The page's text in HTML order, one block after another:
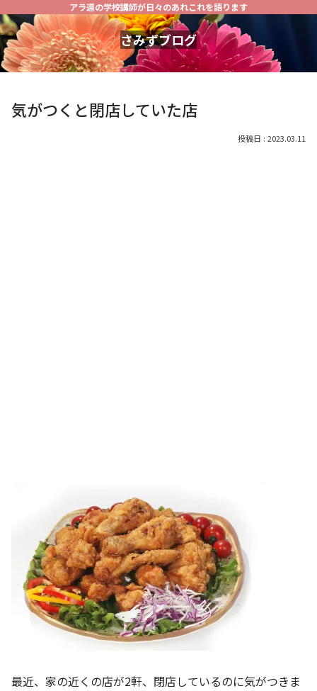
アラ還の学校講師が日々のあれこれを語ります
さみずブログ
気がつくと閉店していた店
2023.03.11
最近、家の近くの店が2軒、閉店しているのに気がつきま